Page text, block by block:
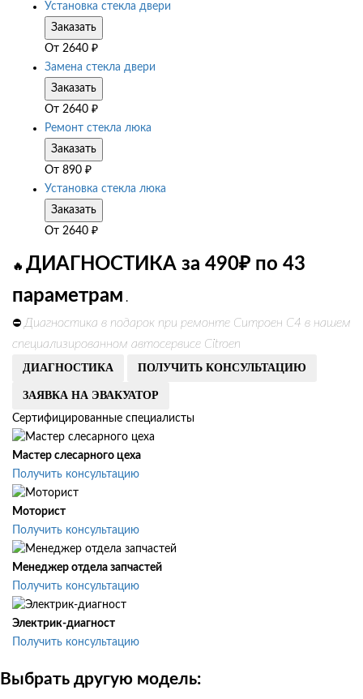
Установка стекла двери
Заказать
От 2640 ₽
Замена стекла двери
Заказать
От 2640 ₽
Ремонт стекла люка
Заказать
От 890 ₽
Установка стекла люка
Заказать
От 2640 ₽
🔥 ДИАГНОСТИКА за 490₽ по 43
параметрам .
⛔ Диагностика в подарок при ремонте Ситроен С4 в нашем
специализированном автосервисе Citroen
ДИАГНОСТИКА ПОЛУЧИТЬ КОНСУЛЬТАЦИЮ
ЗАЯВКА НА ЭВАКУАТОР
Сертифицированные специалисты
Мастер слесарного цеха
Получить консультацию
Моторист
Получить консультацию
Менеджер отдела запчастей
Получить консультацию
Электрик-диагност
Получить консультацию
Выбрать другую модель: